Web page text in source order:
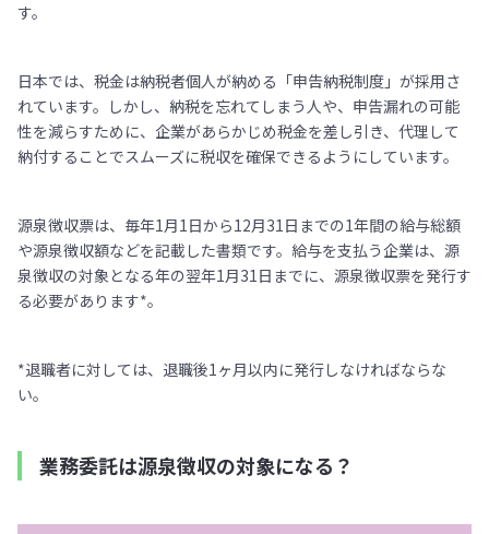
す。
日本では、税金は納税者個人が納める「申告納税制度」が採用さ
れています。しかし、納税を忘れてしまう人や、申告漏れの可能
性を減らすために、企業があらかじめ税金を差し引き、代理して
納付することでスムーズに税収を確保できるようにしています。
源泉徴収票は、毎年1月1日から12月31日までの1年間の給与総額
や源泉徴収額などを記載した書類です。給与を支払う企業は、源
泉徴収の対象となる年の翌年1月31日までに、源泉徴収票を発行す
る必要があります*。
*退職者に対しては、退職後1ヶ月以内に発行しなければならな
い。
業務委託は源泉徴収の対象になる？